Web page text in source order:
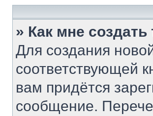
» Как мне
Для создания
соответствующей
вам придётся
сообщение.